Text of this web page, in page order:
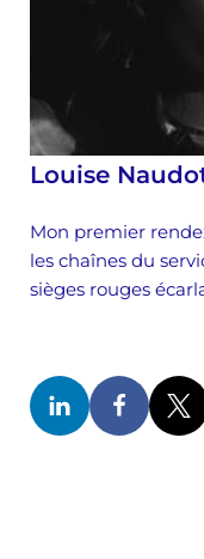
Louise
Mon premier
les chaînes du
sièges rouges